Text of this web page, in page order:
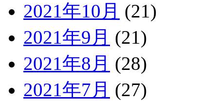
2021年10月 (21)
2021年9月 (21)
2021年8月 (28)
2021年7月 (27)